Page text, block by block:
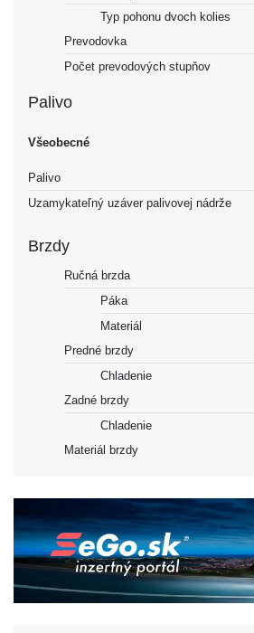
Typ pohonu dvoch kolies
Prevodovka
Počet prevodových stupňov
Palivo
Všeobecné
Palivo
Uzamykateľný uzáver palivovej nádrže
Brzdy
Ručná brzda
Páka
Materiál
Predné brzdy
Chladenie
Zadné brzdy
Chladenie
Materiál brzdy